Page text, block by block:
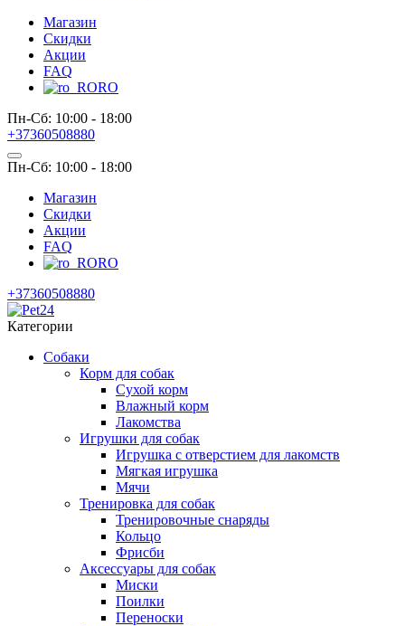
Магазин
Скидки
Акции
FAQ
RO
Пн-Сб: 10:00 - 18:00
+37360508880
Пн-Сб: 10:00 - 18:00
Магазин
Скидки
Акции
FAQ
RO
+37360508880
Категории
Собаки
Корм для собак
Сухой корм
Влажный корм
Лакомства
Игрушки для собак
Игрушка с отверстием для лакомств
Мягкая игрушка
Мячи
Тренировка для собак
Тренировочные снаряды
Кольцо
Фрисби
Аксессуары для собак
Миски
Поилки
Переноски